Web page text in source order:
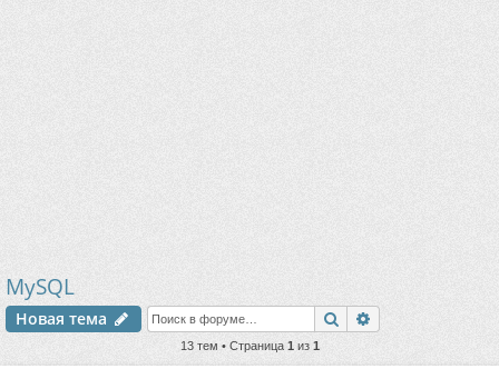
MySQL
Новая тема Поиск
13 тем • Страница 1из 1